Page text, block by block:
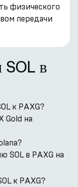
физического
передачи
SOL в
к PAXG?
Gold на
SOL в PAXG на
к PAXG?